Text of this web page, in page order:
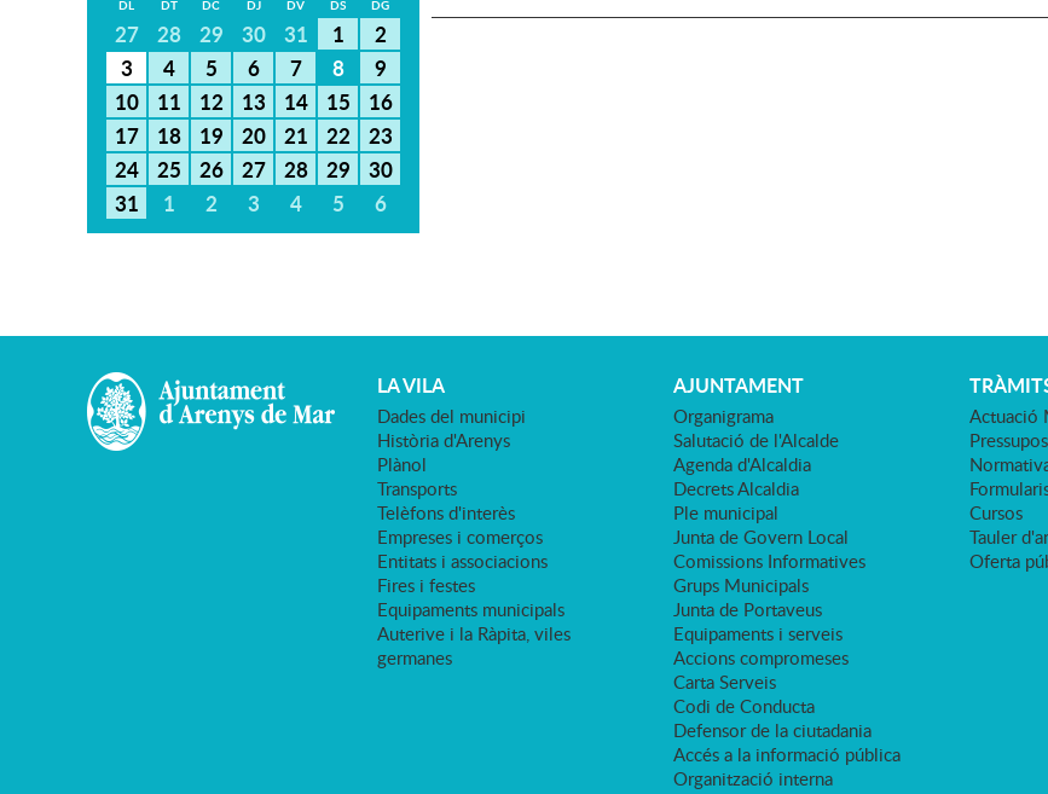
DL DT DC DJ DV DS DG
27 28 29 30 31 1
2
3
4 5 6 7 8
9
10
11 12 13 14 15
16
17
18 19 20 21 22
23
24
25 26 27 28 29
30
31
1 2 3 4 5 6
LA VILA
Dades del municipi
Història d'Arenys
Plànol
Transports
Telèfons d'interès
Empreses i comerços
Entitats i associacions
Fires i festes
Equipaments municipals
Auterive i la Ràpita, viles
germanes
AJUNTAMENT
Organigrama
Salutació de l'Alcalde
Agenda d'Alcaldia
Decrets Alcaldia
Ple municipal
Junta de Govern Local
Comissions Informatives
Grups Municipals
Junta de Portaveus
Equipaments i serveis
Accions compromeses
Carta Serveis
Codi de Conducta
Defensor de la ciutadania
Accés a la informació pública
Organització interna
Actuació
Cursos
Tauler
Oferta